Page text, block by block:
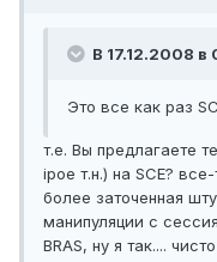
В 17.12.2008 в
Это все как раз
т.е. Вы предлагаете
ipoe т.н.) на SCE?
более заточенная
манипуляции с
BRAS, ну я так....